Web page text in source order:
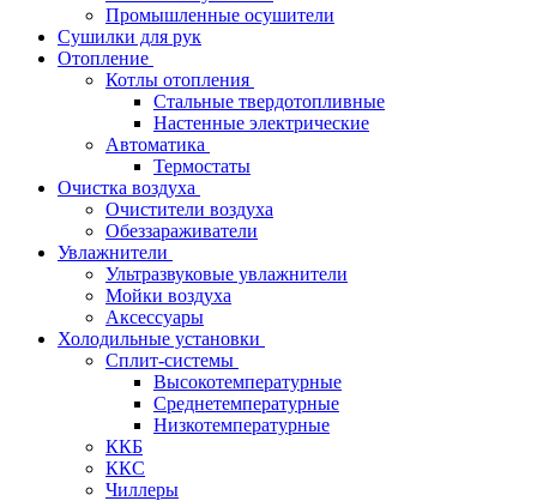
Промышленные осушители
Сушилки для рук
Отопление
Котлы отопления
Стальные твердотопливные
Настенные электрические
Автоматика
Термостаты
Очистка воздуха
Очистители воздуха
Обеззараживатели
Увлажнители
Ультразвуковые увлажнители
Мойки воздуха
Аксессуары
Холодильные установки
Сплит-системы
Высокотемпературные
Среднетемпературные
Низкотемпературные
ККБ
ККС
Чиллеры